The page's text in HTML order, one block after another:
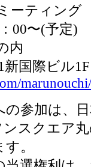
ーティング
00〜(予定)
内
新国際ビル1F
marunouchi/
の参加は、
スクエア
。